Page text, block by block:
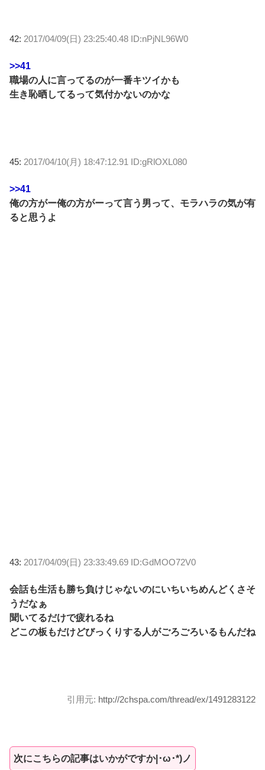
42: 2017/04/09(日) 23:25:40.48 ID:nPjNL96W0
>>41
職場の人に言ってるのが一番キツイかも
生き恥晒してるって気付かないのかな
45: 2017/04/10(月) 18:47:12.91 ID:gRlOXL080
>>41
俺の方がー俺の方がーって言う男って、モラハラの気が有
ると思うよ
43: 2017/04/09(日) 23:33:49.69 ID:GdMOO72V0
会話も生活も勝ち負けじゃないのにいちいちめんどくさそ
うだなぁ
聞いてるだけで疲れるね
どこの板もだけどびっくりする人がごろごろいるもんだね
引用元: http://2chspa.com/thread/ex/1491283122
次にこちらの記事はいかがですか|･ω･*)ノ